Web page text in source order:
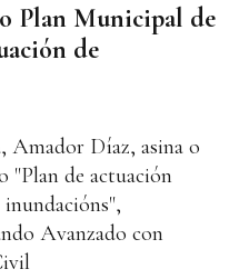
Plan Municipal de
de
Amador Díaz, asina o
"Plan de actuación
Avanzado con